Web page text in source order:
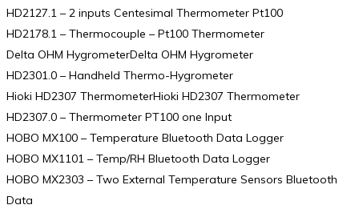
HD2127.1 – 2 inputs Centesimal Thermometer Pt100
HD2178.1 – Thermocouple – Pt100 Thermometer
Delta OHM HygrometerDelta OHM Hygrometer
HD2301.0 – Handheld Thermo-Hygrometer
Hioki HD2307 ThermometerHioki HD2307 Thermometer
HD2307.0 – Thermometer PT100 one Input
HOBO MX100 – Temperature Bluetooth Data Logger
HOBO MX1101 – Temp/RH Bluetooth Data Logger
HOBO MX2303 – Two External Temperature Sensors Bluetooth
Data